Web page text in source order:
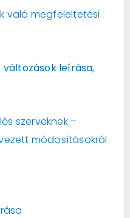
való megfeleltetési
leírása,
szerveknek –
módosításokról